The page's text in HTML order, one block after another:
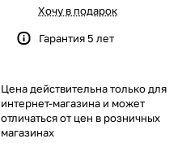
Хочу в подарок
Гарантия 5 лет
Цена действительна только для
интернет-магазина и может
отличаться от цен в розничных
магазинах